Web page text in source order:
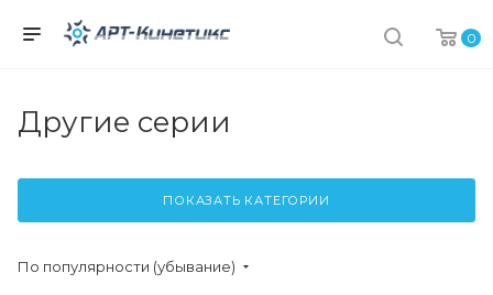
0
Другие серии
ПОКАЗАТЬ КАТЕГОРИИ
По популярности (убывание)